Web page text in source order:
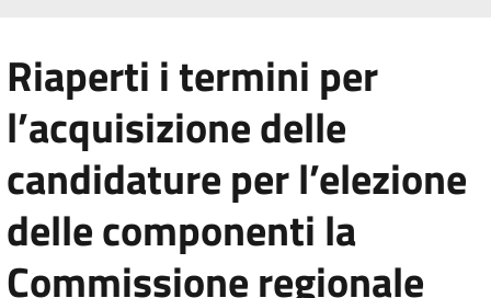
Riaperti i termini per
l’acquisizione delle
candidature per l’elezione
delle componenti la
Commissione regionale